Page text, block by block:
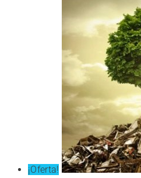
Trabajo
Medio
¡Oferta!